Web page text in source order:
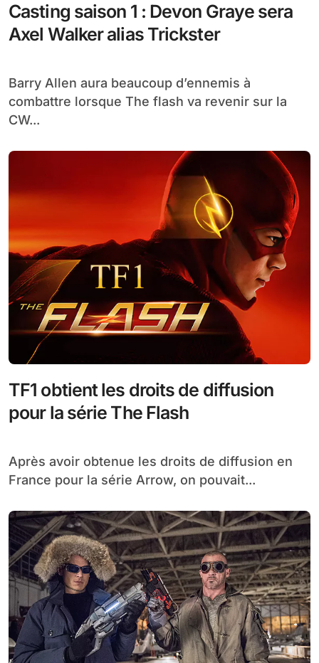
Casting saison 1 : Devon Graye sera
Axel Walker alias Trickster
Barry Allen aura beaucoup d’ennemis à
combattre lorsque The flash va revenir sur la
CW...
TF1 obtient les droits de diffusion
pour la série The Flash
Après avoir obtenue les droits de diffusion en
France pour la série Arrow, on pouvait...